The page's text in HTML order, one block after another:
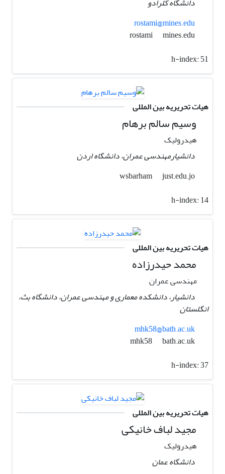
rostami@mines.edu
mines.edu
h-index:51
هیات تحریریه بین المللی
وسیم سالم برهام
هیدرولیک
دانشیارمهندسی عمران، دانشگاه اردن
just.edu.jo
h-index:14
هیات تحریریه بین المللی
محمد حیدرزاده
مهندسی عمران
دانشیار، دانشکده معماری و مهندسی عمران، دانشگاه بث،
انگلستان
mhk58@bath.ac.uk
bath.ac.uk
h-index:37
هیات تحریریه بین المللی
مجید لباف خانیکی
هیدرولیک
دانشگاه عمان